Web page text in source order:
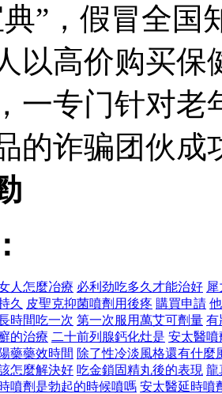
”，假冒全国
以高价购买
一专门针对老
的诈骗团伙
人怎麼冶療 必利劲吃多久才能治好
久 皮聖克抑菌噴劑用後疼 購買申請
時間吃一次 第一次服用萬艾可劑量 有
的治療 二十前列腺鈣化灶是 安太醫噴
藥藥效時間 除了性冷淡風格還有什麼
怎麼解決好 吃金鎖固精丸後的表現 龍
噴劑是勃起的時候噴嗎 安太醫延時噴